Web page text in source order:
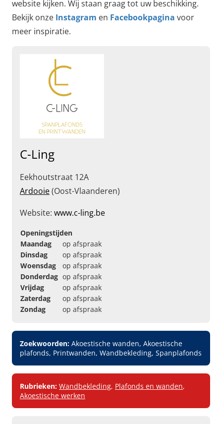
website kijken. Wij staan graag tot uw beschikking.
Bekijk onze Instagram en Facebookpagina voor
meer inspiratie.
C-Ling
Eekhoutstraat 12A
Ardooie(Oost-Vlaanderen)
Website: www.c-ling.be
Openingstijden
Maandag
op afspraak
Dinsdag
op afspraak
Woensdag
op afspraak
Donderdag op afspraak
Vrijdag
op afspraak
Zaterdag
op afspraak
Zondag
op afspraak
Zoekwoorden: Akoestische wanden, Akoestische
plafonds, Printwanden, Wandbekleding, Spanplafonds
Rubrieken: Wandbekleding, Plafonds en wanden,
Akoestische werken